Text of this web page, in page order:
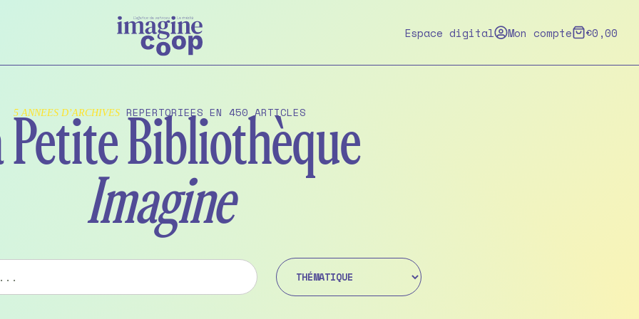
Espace digital Mon compte €0,00
5 ANNEES D’ARCHIVES REPERTORIEES EN 450 ARTICLES
Petite Bibliothèque
Imagine